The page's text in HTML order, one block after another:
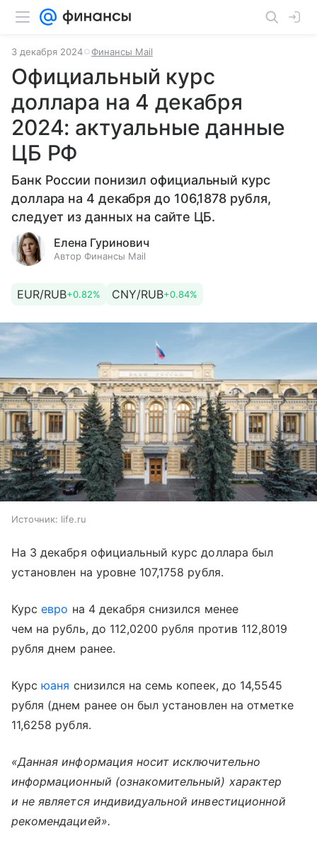
3 декабря 2024 Финансы Mail
Официальный курс
доллара на 4 декабря
2024: актуальные данные
ЦБ РФ
Банк России понизил официальный курс
доллара на 4 декабря до 106,1878 рубля,
следует из данных на сайте ЦБ.
Елена Гуринович
Автор Финансы Mail
EUR/RUB+0.82% CNY/RUB+0.84%
Источник: life.ru
На 3 декабря официальный курс доллара был
установлен на уровне 107,1758 рубля.
Курсевро на 4 декабря снизился менее
чем на рубль, до 112,0200 рубля против 112,8019
рубля днем ранее.
Курсюаня снизился на семь копеек, до 14,5545
рубля (днем ранее он был установлен на отметке
11,6258 рубля.
«Данная информация носит исключительно
информационный (ознакомительный) характер
и не является индивидуальной инвестиционной
рекомендацией».